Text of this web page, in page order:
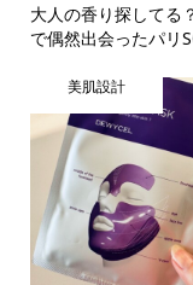
大人の香り探してる
で偶然出会ったパリ
美肌設計